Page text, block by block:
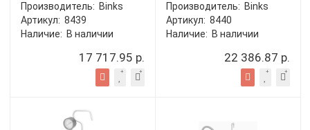
Производитель: Binks
Артикул: 8439
Наличие: В наличии
17 717.95 р.
Производитель: Binks
Артикул: 8440
Наличие: В наличии
22 386.87 р.